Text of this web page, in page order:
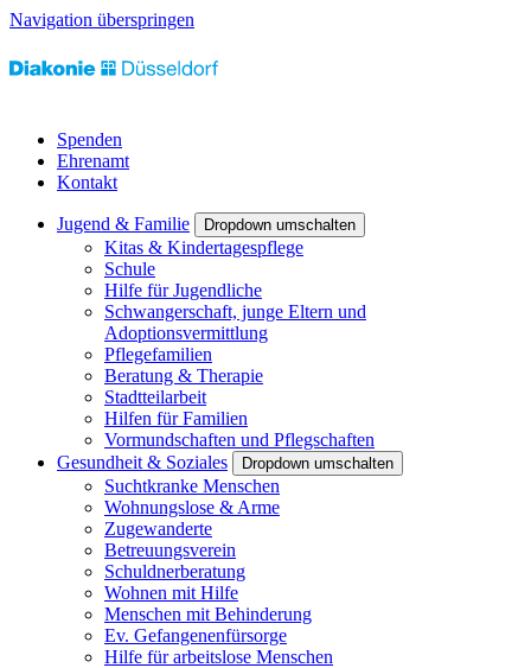
Navigation überspringen
Spenden
Ehrenamt
Kontakt
Jugend & Familie Dropdown umschalten
Kitas & Kindertagespflege
Schule
Hilfe für Jugendliche
Schwangerschaft, junge Eltern und
Adoptionsvermittlung
Pflegefamilien
Beratung & Therapie
Stadtteilarbeit
Hilfen für Familien
Vormundschaften und Pflegschaften
Gesundheit & Soziales
Dropdown umschalten
Suchtkranke Menschen
Wohnungslose & Arme
Zugewanderte
Betreuungsverein
Schuldnerberatung
Wohnen mit Hilfe
Menschen mit Behinderung
Ev. Gefangenenfürsorge
Hilfe für arbeitslose Menschen